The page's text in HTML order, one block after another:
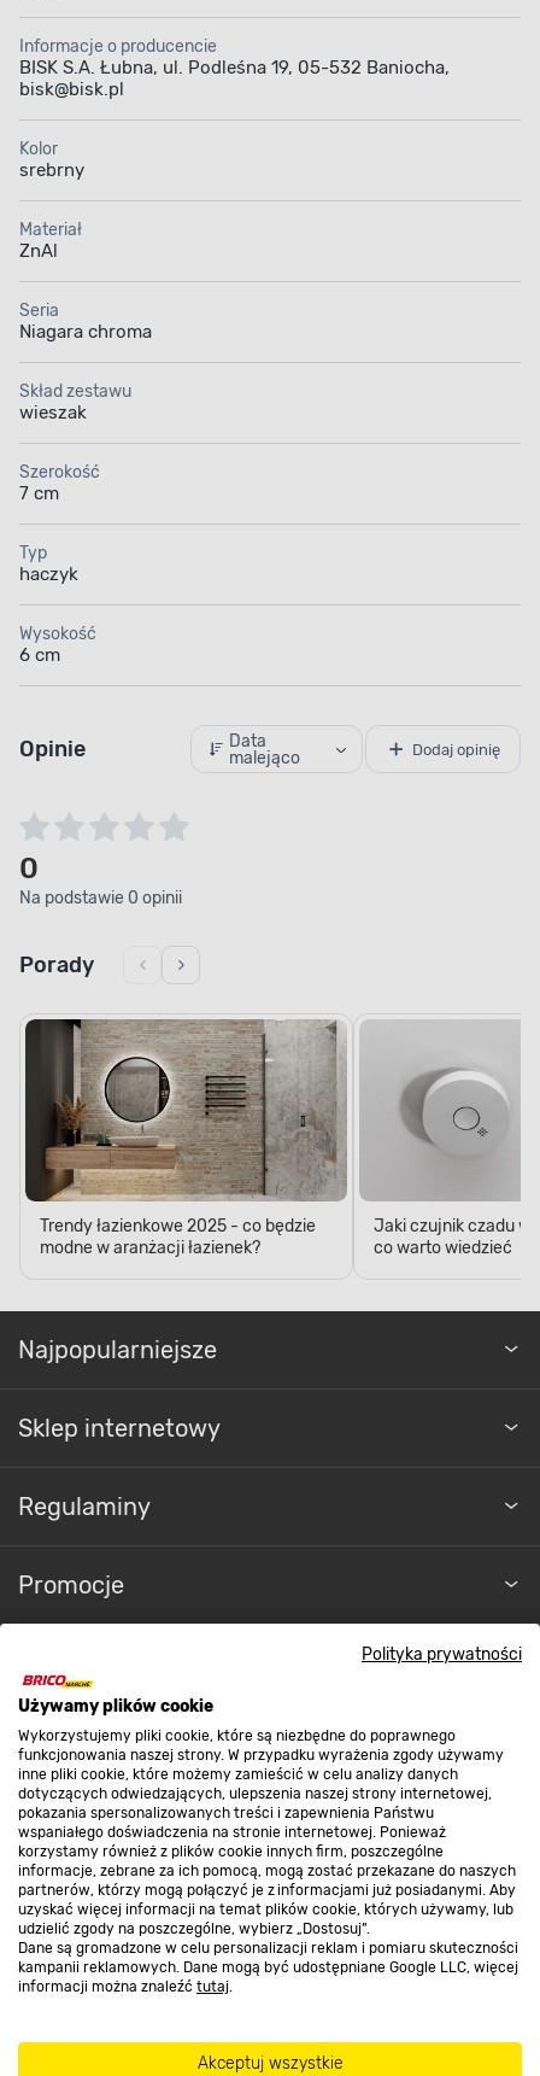
Polityka prywatności
Używamy plików cookie
Wykorzystujemy pliki cookie, które są niezbędne do poprawnego
funkcjonowania naszej strony. W przypadku wyrażenia zgody używamy
inne pliki cookie, które możemy zamieścić w celu analizy danych
dotyczących odwiedzających, ulepszenia naszej strony internetowej,
pokazania spersonalizowanych treści i zapewnienia Państwu
wspaniałego doświadczenia na stronie internetowej. Ponieważ
korzystamy również z plików cookie innych firm, poszczególne
informacje, zebrane za ich pomocą, mogą zostać przekazane do naszych
partnerów, którzy mogą połączyć je z informacjami już posiadanymi. Aby
uzyskać więcej informacji na temat plików cookie, których używamy, lub
udzielić zgody na poszczególne, wybierz „Dostosuj”.
Dane są gromadzone w celu personalizacji reklam i pomiaru skuteczności
kampanii reklamowych. Dane mogą być udostępniane Google LLC, więcej
informacji można znaleźć tutaj.
Akceptuj wszystkie
Informacje o producencie
BISK S.A. Łubna, ul. Podleśna 19, 05-532 Baniocha,
bisk@bisk.pl
Kolor
srebrny
Materiał
ZnAl
Seria
Niagara chroma
Skład zestawu
wieszak
Szerokość
7 cm
Typ
haczyk
Wysokość
6 cm
Opinie
Data
malejąco
Dodaj opinię
0
Na podstawie 0 opinii
Porady
Trendy łazienkowe 2025 - co będzie
modne w aranżacji łazienek?
Jaki czujnik czadu
co warto wiedzieć
Najpopularniejsze
Sklep internetowy
Regulaminy
Promocje
O nas
Kontakt do sklepu
Strefa biznesu
Dołącz do nas